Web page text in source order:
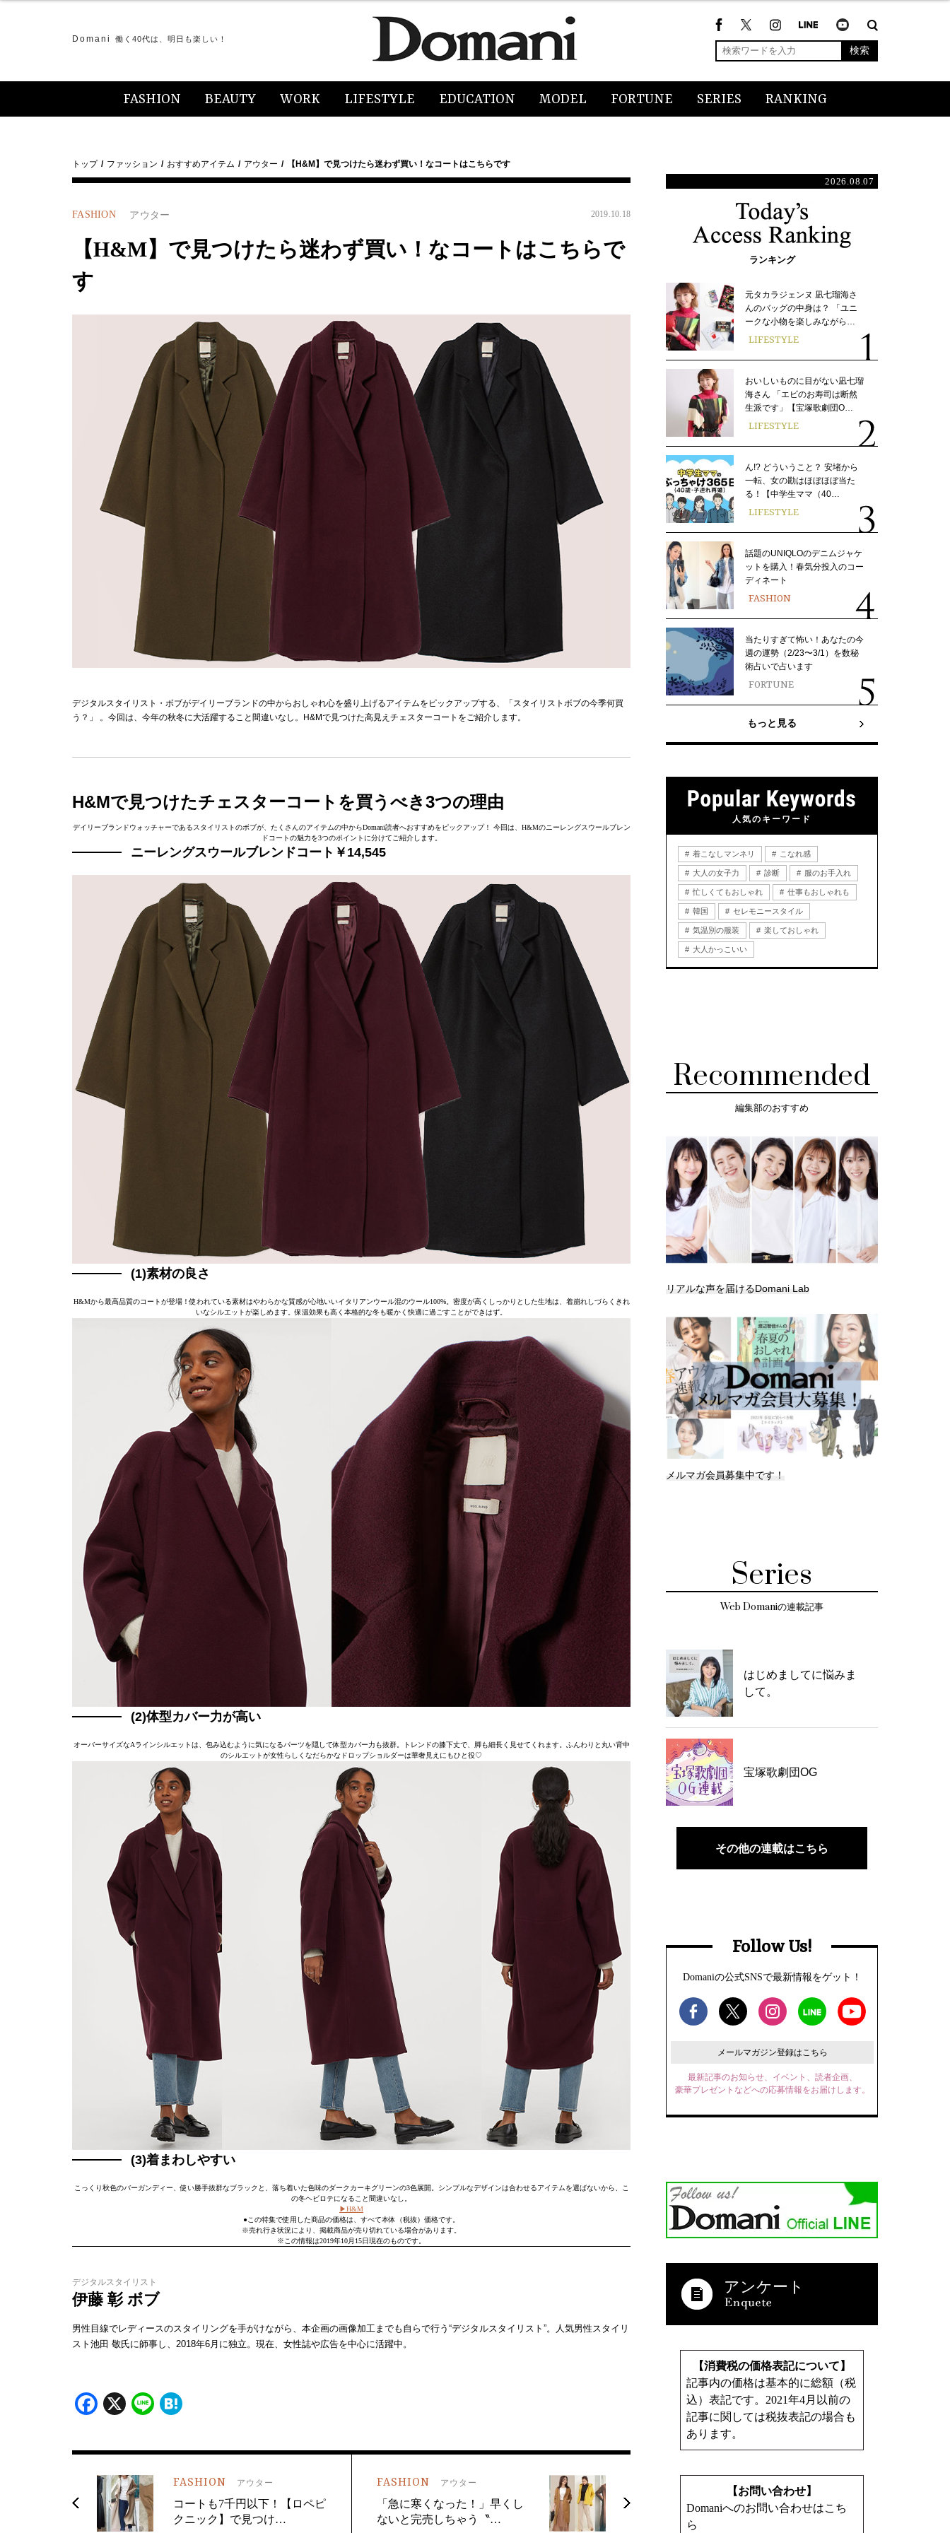
Domani 働く40代は、明日も楽しい！
検索
FASHION BEAUTY WORK LIFESTYLE EDUCATION MODEL FORTUNE SERIES RANKING
トップ ファッション おすすめアイテム アウター 【H&M】で見つけたら迷わず買い！なコートはこちらです
FASHION アウター 2019.10.18
【H&M】で見つけたら迷わず買い！なコートはこちらで
す
デジタルスタイリスト・ボブがデイリーブランドの中からおしゃれ心を盛り上げるアイテムをピックアップする、「スタイリストボブの今季何買
う？」 。今回は、今年の秋冬に大活躍すること間違いなし。H&Mで見つけた高見えチェスターコートをご紹介します。
H&Mで見つけたチェスターコートを買うべき3つの理由
デイリーブランドウォッチャーであるスタイリストのボブが、たくさんのアイテムの中からDomani読者へおすすめをピックアップ！ 今回は、H&Mのニーレングスウールブレン
ドコートの魅力を3つのポイントに分けてご紹介します。
ニーレングスウールブレンドコート￥14,545
(1)素材の良さ
H&Mから最高品質のコートが登場！使われている素材はやわらかな質感が心地いいイタリアンウール混のウール100%。密度が高くしっかりとした生地は、着崩れしづらくきれ
いなシルエットが楽しめます。保温効果も高く本格的な冬も暖かく快適に過ごすことができはず。
(2)体型カバー力が高い
オーバーサイズなAラインシルエットは、包み込むように気になるパーツを隠して体型カバー力も抜群。トレンドの膝下丈で、脚も細長く見せてくれます。ふんわりと丸い背中
のシルエットが女性らしくなだらかなドロップショルダーは華奢見えにもひと役♡
(3)着まわしやすい
こっくり秋色のバーガンディー、使い勝手抜群なブラックと、落ち着いた色味のダークカーキグリーンの3色展開。シンプルなデザインは合わせるアイテムを選ばないから、こ
の冬ヘビロテになること間違いなし。
▶︎H&M
●この特集で使用した商品の価格は、すべて本体（税抜）価格です。
※売れ行き状況により、掲載商品が売り切れている場合があります。
※この情報は2019年10月15日現在のものです。
デジタルスタイリスト
伊藤 彰 ボブ
男性目線でレディースのスタイリングを手がけながら、本企画の画像加工までも自らで行う“デジタルスタイリスト”。人気男性スタイリ
スト池田 敬氏に師事し、2018年6月に独立。現在、女性誌や広告を中心に活躍中。
Facebook
X Line
FASHION アウター
コートも7千円以下！【ロペピ
クニック】で見つけ…
FASHION アウター
「急に寒くなった！」早くし
ないと完売しちゃう〝…
2026.08.07
ランキング
元タカラジェンヌ 凪七瑠海さ
んのバッグの中身は？ 「ユニ
ークな小物を楽しみながら…
LIFESTYLE
おいしいものに目がない凪七瑠
海さん 「エビのお寿司は断然
生派です」【宝塚歌劇団O…
LIFESTYLE
ん!? どういうこと？ 安堵から
一転、女の勘はほぼほぼ当た
る！【中学生ママ（40…
LIFESTYLE
話題のUNIQLOのデニムジャケ
ットを購入！春気分投入のコー
ディネート
FASHION
当たりすぎて怖い！あなたの今
週の運勢（2/23〜3/1）を数秘
術占いで占います
FORTUNE
もっと見る
人気のキーワード
着こなしマンネリ こなれ感
大人の女子力 診断 服のお手入れ
忙しくてもおしゃれ 仕事もおしゃれも
韓国 セレモニースタイル
気温別の服装 楽しておしゃれ
大人かっこいい
Recommended
編集部のおすすめ
リアルな声を届けるDomani Lab
メルマガ会員募集中です！
Series
Web Domaniの連載記事
はじめましてに悩みま
して。
宝塚歌劇団OG
その他の連載はこちら
Follow Us!
Domaniの公式SNSで最新情報をゲット！
メールマガジン登録はこちら
最新記事のお知らせ、イベント、読者企画、
豪華プレゼントなどへの応募情報をお届けします。
アンケート
【消費税の価格表記について】
記事内の価格は基本的に総額（税
込）表記です。2021年4月以前の
記事に関しては税抜表記の場合も
あります。
【お問い合わせ】
Domaniへのお問い合わせはこち
ら